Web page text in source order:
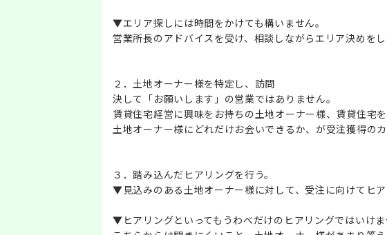
▼エリア探しには時間をかけても構いません。
営業所長のアドバイスを受け、相談しながらエリア決めを
２．土地オーナー様を特定し、訪問
決して「お願いします」の営業ではありません。
賃貸住宅経営に興味をお持ちの土地オーナー様、賃貸住宅
土地オーナー様にどれだけお会いできるか、が受注獲得の
３．踏み込んだヒアリングを行う。
▼見込みのある土地オーナー様に対して、受注に向けてヒ
▼ヒアリングといってもうわべだけのヒアリングではいけ